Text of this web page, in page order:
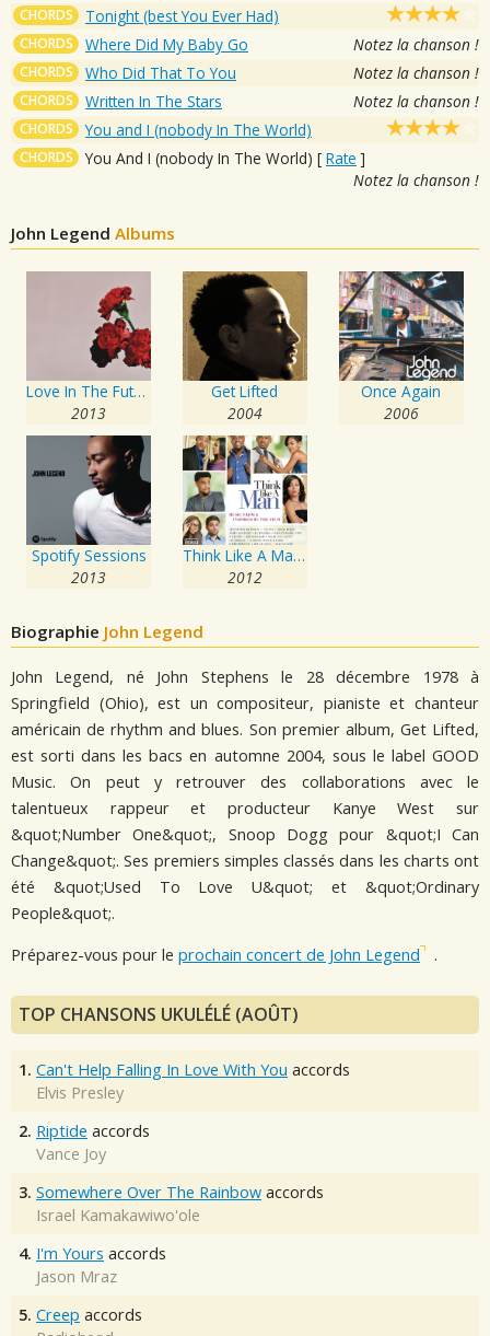
CHORDS Tonight (best You Ever Had)
CHORDS Where Did My Baby Go Notez la chanson !
CHORDS Who Did That To You Notez la chanson !
CHORDS Written In The Stars Notez la chanson !
CHORDS You and I (nobody In The World)
CHORDS You And I (nobody In The World) [ Rate ]
Notez la chanson !
John Legend Albums
Love In The Future
2013
Get Lifted
2004
Once Again
2006
Spotify Sessions
2013
Think Like A Man - Music From & Inspired By The Film
2012
Biographie John Legend
John Legend, né John Stephens le 28 décembre 1978 à
Springfield (Ohio), est un compositeur, pianiste et chanteur
américain de rhythm and blues. Son premier album, Get Lifted,
est sorti dans les bacs en automne 2004, sous le label GOOD
Music. On peut y retrouver des collaborations avec le
talentueux rappeur et producteur Kanye West sur
&quot;Number One&quot;, Snoop Dogg pour &quot;I Can
Change&quot;. Ses premiers simples classés dans les charts ont
été &quot;Used To Love U&quot; et &quot;Ordinary
People&quot;.
Préparez-vous pour le prochain concert de John Legend .
TOP CHANSONS UKULÉLÉ (AOÛT)
1. Can't Help Falling In Love With You accords
Elvis Presley
2. Riptide accords
Vance Joy
3. Somewhere Over The Rainbow accords
Israel Kamakawiwo'ole
4. I'm Yours accords
Jason Mraz
5. Creep accords